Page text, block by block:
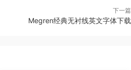
下一篇
Megren经典无衬线英文字体下载